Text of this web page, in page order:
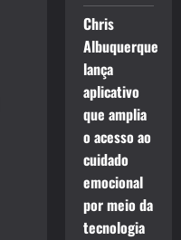
Chris
Albuquerque
lança
aplicativo
que amplia
o acesso ao
cuidado
emocional
por meio da
tecnologia